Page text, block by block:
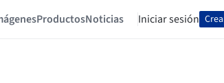
ProductosNoticias Iniciar sesión